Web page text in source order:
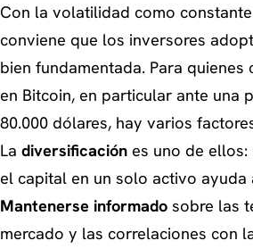
Con la volatilidad como
conviene que los inversores
bien fundamentada. Para
en Bitcoin, en particular ante una
80.000 dólares, hay varios
La diversificación es uno de
el capital en un solo activo ayuda
Mantenerse informado sobre las
mercado y las correlaciones con